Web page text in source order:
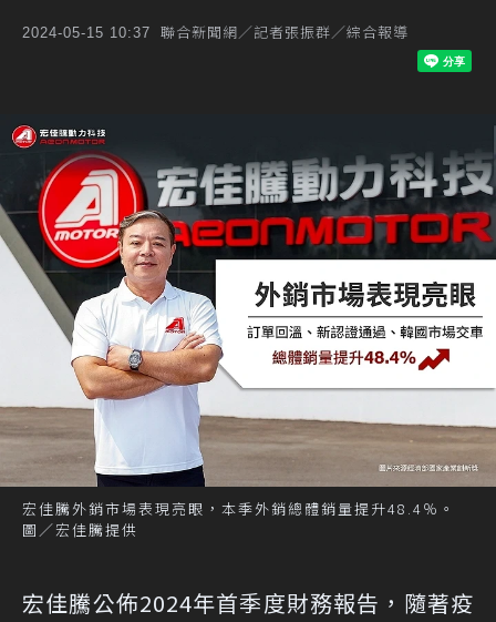
2024-05-15 10:37 聯合新聞網／記者張振群／綜合報導
宏佳騰外銷市場表現亮眼，本季外銷總體銷量提升48.4％。
圖／宏佳騰提供
宏佳騰公佈2024年首季度財務報告，隨著疫